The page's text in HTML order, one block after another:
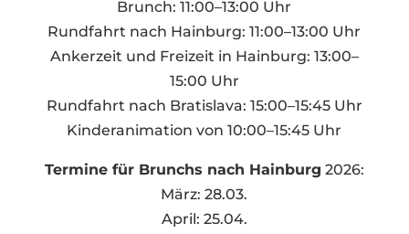
Brunch: 11:00–13:00 Uhr
Rundfahrt nach Hainburg: 11:00–13:00 Uhr
Ankerzeit und Freizeit in Hainburg: 13:00–
15:00 Uhr
Rundfahrt nach Bratislava: 15:00–15:45 Uhr
Kinderanimation von 10:00–15:45 Uhr
Termine für Brunchs nach Hainburg 2026:
März: 28.03.
April: 25.04.